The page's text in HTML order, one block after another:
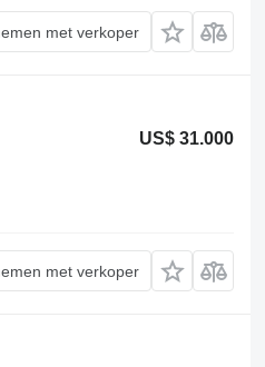
met verkoper
US$ 31.000
met verkoper